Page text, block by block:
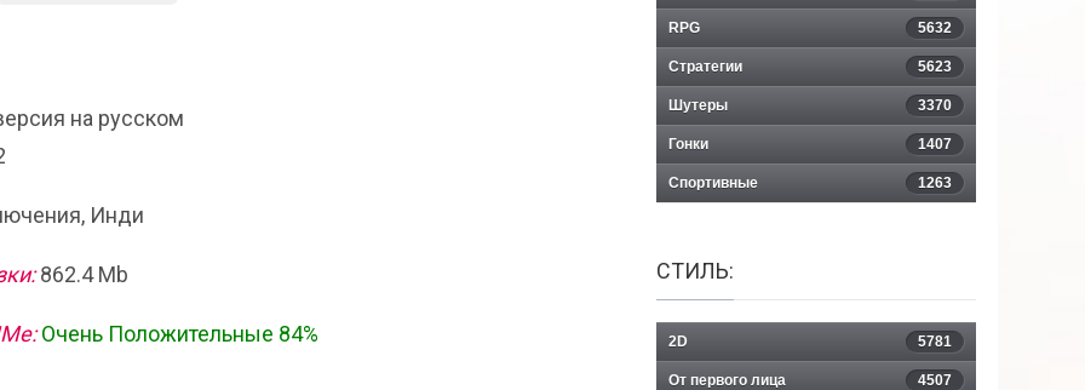
на русском
Инди
862.4 Mb
Очень Положительные 84%
RPG 5632
Стратегии 5623
Шутеры 3370
Гонки 1407
Спортивные 1263
СТИЛЬ:
2D 5781
От первого лица 4507